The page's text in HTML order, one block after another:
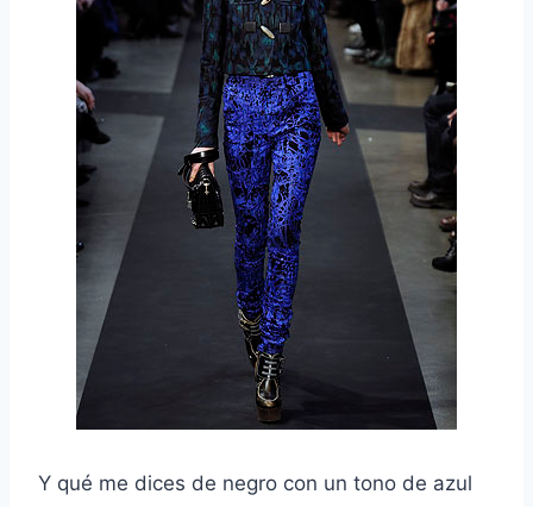
Y qué me dices de negro con un tono de azul